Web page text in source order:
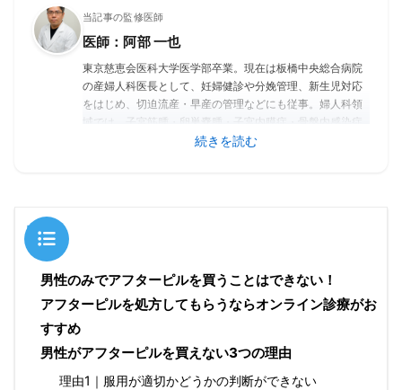
当記事の監修医師
医師：阿部 一也
東京慈恵会医科大学医学部卒業。現在は板橋中央総合病院
の産婦人科医長として、妊婦健診や分娩管理、新生児対応
をはじめ、切迫流産・早産の管理などにも従事。婦人科領
域では、子宮筋腫・卵巣嚢腫・子宮内膜症・骨盤内感染症
などの良性疾患から、子宮癌・卵巣癌に対する手術および
続きを読む
目次
男性のみでアフターピルを買うことはできない！
アフターピルを処方してもらうならオンライン診療がお
すすめ
男性がアフターピルを買えない3つの理由
理由1｜服用が適切かどうかの判断ができない